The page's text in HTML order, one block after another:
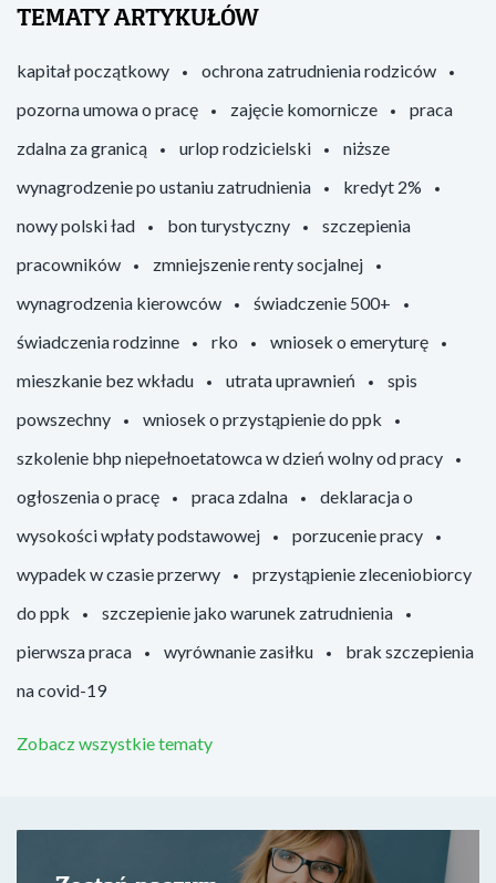
TEMATY ARTYKUŁÓW
kapitał początkowy
ochrona zatrudnienia rodziców
pozorna umowa o pracę
zajęcie komornicze
praca
zdalna za granicą
urlop rodzicielski
niższe
wynagrodzenie po ustaniu zatrudnienia
kredyt 2%
nowy polski ład
bon turystyczny
szczepienia
pracowników
zmniejszenie renty socjalnej
wynagrodzenia kierowców
świadczenie 500+
świadczenia rodzinne
rko
wniosek o emeryturę
mieszkanie bez wkładu
utrata uprawnień
spis
powszechny
wniosek o przystąpienie do ppk
szkolenie bhp niepełnoetatowca w dzień wolny od pracy
ogłoszenia o pracę
praca zdalna
deklaracja o
wysokości wpłaty podstawowej
porzucenie pracy
wypadek w czasie przerwy
przystąpienie zleceniobiorcy
do ppk
szczepienie jako warunek zatrudnienia
pierwsza praca
wyrównanie zasiłku
brak szczepienia
na covid-19
Zobacz wszystkie tematy